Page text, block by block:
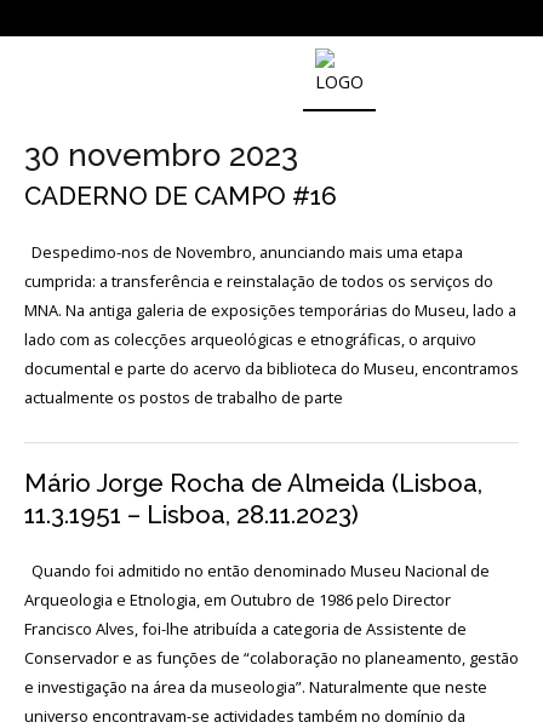
Outras
Notícias
Arquivo
AGENDA
Actividades
Arquivo
Início
O
30 novembro 2023
CADERNO DE CAMPO #16
Despedimo-nos de Novembro, anunciando mais uma etapa
cumprida: a transferência e reinstalação de todos os serviços do
MNA. Na antiga galeria de exposições temporárias do Museu, lado a
lado com as colecções arqueológicas e etnográficas, o arquivo
documental e parte do acervo da biblioteca do Museu, encontramos
actualmente os postos de trabalho de parte
Mário Jorge Rocha de Almeida (Lisboa,
11.3.1951 – Lisboa, 28.11.2023)
Quando foi admitido no então denominado Museu Nacional de
Arqueologia e Etnologia, em Outubro de 1986 pelo Director
Francisco Alves, foi-lhe atribuída a categoria de Assistente de
Conservador e as funções de “colaboração no planeamento, gestão
e investigação na área da museologia”. Naturalmente que neste
universo encontravam-se actividades também no domínio da